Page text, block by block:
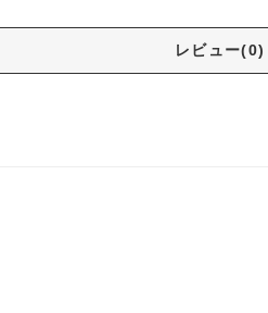
レビュー(0)